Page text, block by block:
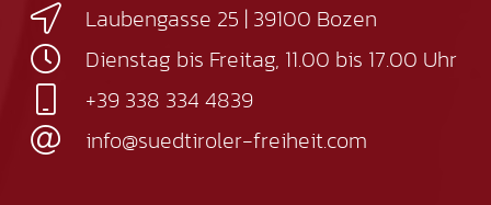
Laubengasse 25 | 39100 Bozen
Dienstag bis Freitag, 11.00 bis 17.00 Uhr
+39 338 334 4839
info@suedtiroler-freiheit.com